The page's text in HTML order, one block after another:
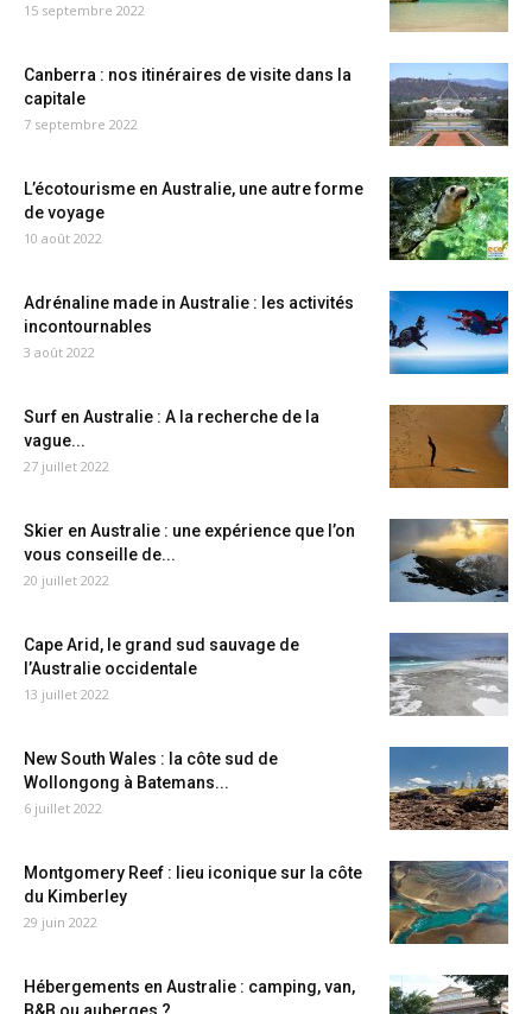
15 septembre 2022
Canberra : nos itinéraires de visite dans la
capitale
7 septembre 2022
L’écotourisme en Australie, une autre forme
de voyage
10 août 2022
Adrénaline made in Australie : les activités
incontournables
3 août 2022
Surf en Australie : A la recherche de la
vague...
27 juillet 2022
Skier en Australie : une expérience que l’on
vous conseille de...
20 juillet 2022
Cape Arid, le grand sud sauvage de
l’Australie occidentale
13 juillet 2022
New South Wales : la côte sud de
Wollongong à Batemans...
6 juillet 2022
Montgomery Reef : lieu iconique sur la côte
du Kimberley
29 juin 2022
Hébergements en Australie : camping, van,